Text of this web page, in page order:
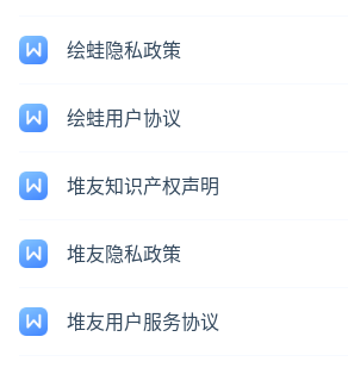
绘蛙隐私政策
绘蛙用户协议
堆友知识产权声明
堆友隐私政策
堆友用户服务协议